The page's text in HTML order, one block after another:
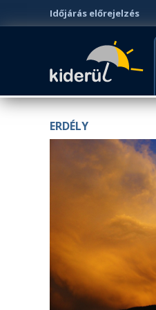
Időjárás előrejelzés
ERDÉLY